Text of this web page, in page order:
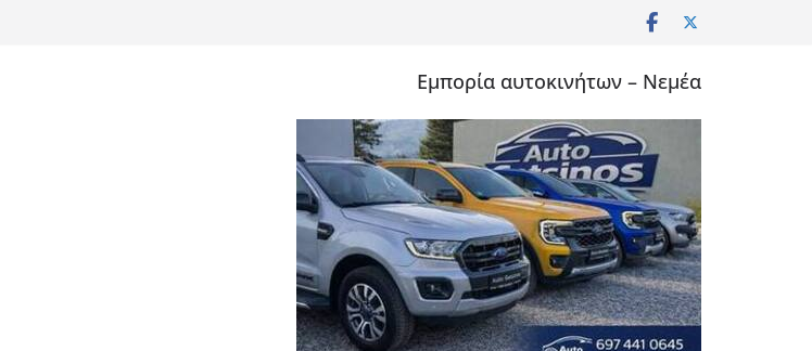
Εμπορία αυτοκινήτων – Νεμέα